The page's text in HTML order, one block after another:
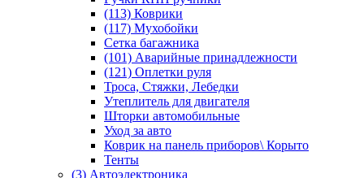
(113) Коврики
(117) Мухобойки
Сетка багажника
(101) Аварийные принадлежности
(121) Оплетки руля
Троса, Стяжки, Лебедки
Утеплитель для двигателя
Шторки автомобильные
Уход за авто
Коврик на панель приборов\ Корыто
Тенты
(3) Автоэлектроника